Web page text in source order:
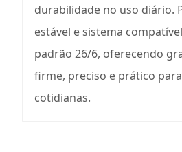
durabilidade no uso diário.
estável e sistema
padrão 26/6, oferecendo
firme, preciso e prático
cotidianas.